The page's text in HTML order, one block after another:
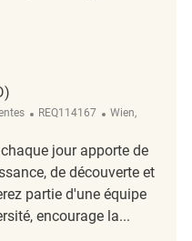
REQ141329
ReqId
REQ114167 Emplacement
Wien,
jour apporte de
de découverte et
partie d'une équipe
encourage la...